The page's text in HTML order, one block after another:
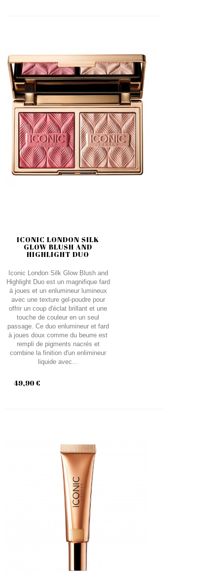
ICONIC LONDON SILK
GLOW BLUSH AND
HIGHLIGHT DUO
Iconic London Silk Glow Blush and
Highlight Duo est un magnifique fard
à joues et un enlumineur lumineux
avec une texture gel-poudre pour
offrir un coup d'éclat brillant et une
touche de couleur en un seul
passage. Ce duo enlumineur et fard
à joues doux comme du beurre est
rempli de pigments nacrés et
combine la finition d'un enlimineur
liquide avec...
49,90 €